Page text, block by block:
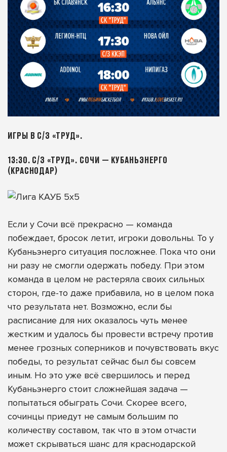
ИГРЫ В С/З «ТРУД».
13:30. С/З «ТРУД». СОЧИ — КУБАНЬЭНЕРГО
(КРАСНОДАР)
Если у Сочи всё прекрасно — команда
побеждает, бросок летит, игроки довольны. То у
Кубаньэнерго ситуация посложнее. Пока что они
ни разу не смогли одержать победу. При этом
команда в целом не растеряла своих сильных
сторон, где-то даже прибавила, но в целом пока
что результата нет. Возможно, если бы
расписание для них оказалось чуть менее
жестким и удалось бы провести встречу против
менее грозных соперников и почувствовать вкус
победы, то результат сейчас был бы совсем
иным. Но это уже всё свершилось и перед
Кубаньэнерго стоит сложнейшая задача —
попытаться обыграть Сочи. Скорее всего,
сочинцы приедут не самым большим по
количеству составом, так что в этом отчасти
может скрываться шанс для краснодарской